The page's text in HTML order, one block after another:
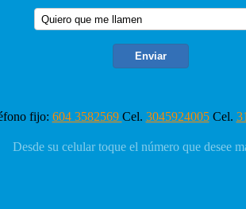
fijo: 604 3582569 Cel. 3045924005Cel.
Desde su celular toque el número que desee